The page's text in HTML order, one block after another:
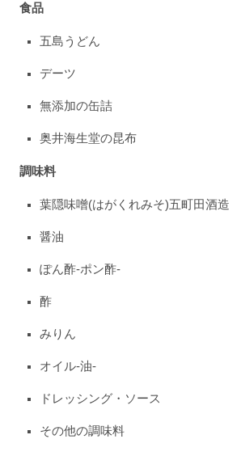
食品
五島うどん
デーツ
無添加の缶詰
奥井海生堂の昆布
調味料
葉隠味噌(はがくれみそ)五町田酒造
醤油
ぽん酢-ポン酢-
酢
みりん
オイル-油-
ドレッシング・ソース
その他の調味料